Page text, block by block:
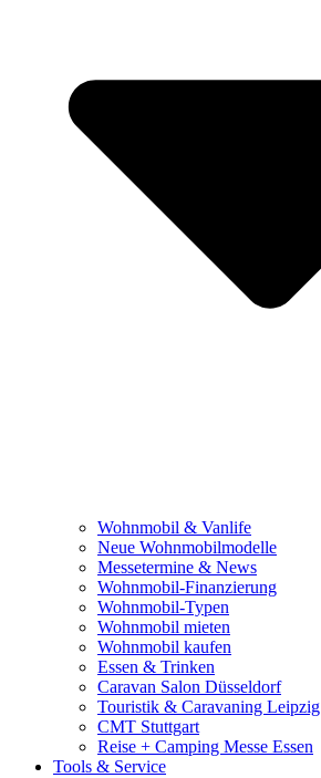
Wohnmobil & Vanlife
Neue Wohnmobilmodelle
Messetermine & News
Wohnmobil-Finanzierung
Wohnmobil-Typen
Wohnmobil mieten
Wohnmobil kaufen
Essen & Trinken
Caravan Salon Düsseldorf
Touristik & Caravaning Leipzig
CMT Stuttgart
Reise + Camping Messe Essen
Tools & Service